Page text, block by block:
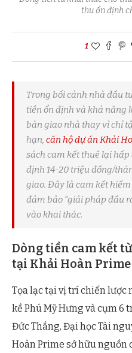
thu ổn định
1
Trong bối cảnh nhà đầu
tiền ổn định và khả năng
bàn giao nhà thay vì chỉ
hạn, căn hộ dự án Khải
sách cam kết thuê lại
định 14-20 triệu đồng/
giao. Đây là cam kết
đảm bảo “giải pháp đầu
vào khai thác.
Dòng tiền cam kết
tại Khải Hoàn Prime
Tọa lạc tại vị trí chiến lược
kề Phú Mỹ Hưng và cụm 6
Đức Thắng, Đại học Tài
Hoàn Prime sở hữu nguồn